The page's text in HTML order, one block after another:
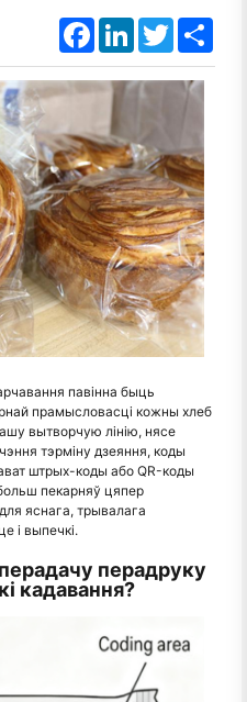
FacebookLinkedInTwitter
павінна быць
прамысловасці кожны хлеб
вытворчую лінію, нясе
тэрміну дзеяння, коды
штрых-коды або QR-коды
пекарняў цяпер
яснага, трывалага
і выпечкі.
перадруку
кадавання?